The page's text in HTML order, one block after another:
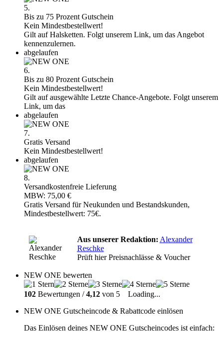
5.
Bis zu 75 Prozent Gutschein
Kein Mindestbestellwert!
Gilt auf Halsketten. Folgt unserem Link, um das Angebot
kennenzulernen.
abgelaufen
6.
Bis zu 80 Prozent Gutschein
Kein Mindestbestellwert!
Gilt auf ausgewählte Letzte Chance-Angebote. Folgt unserem
Link, um das
abgelaufen
7.
Gratis Versand
Kein Mindestbestellwert!
abgelaufen
8.
Versandkostenfreie Lieferung
MBW: 75,00 €
Gratis Versand für Neukunden und Bestandskunden,
Mindestbestellwert: 75€.
Aus unserer Redaktion: Alexander
Reschke
Prüft hier Preisnachlässe & Voucher
NEW ONE bewerten
102 Bewertungen /4,12 von 5
Loading...
NEW ONE Gutscheincode & Rabattcode einlösen
Das Einlösen deines NEW ONE Gutscheincodes ist einfach: